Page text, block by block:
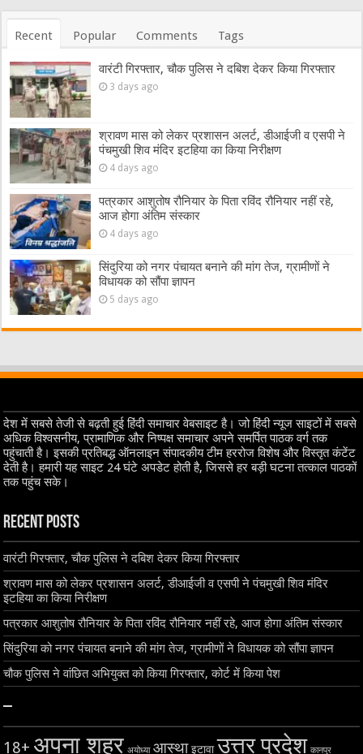
Recent Popular Comments Tags
वारंटी गिरफ्तार, चौक पुलिस ने दबिश देकर किया गिरफ्तार
3 days ago
श्रावण मास को लेकर प्रशासन अलर्ट, डीआईजी व एसपी ने
पंचमुखी शिव मंदिर इटहिया का किया निरीक्षण
4 days ago
पत्रकार आशुतोष रौनियार के पिता रविंद रौनियार नहीं रहे,
आज होगा अंतिम संस्कार
4 days ago
सिंदुरिया को नगर पंचायत बनाने की मांग तेज, ग्रामीणों ने
विधायक को सौंपा ज्ञापन
5 days ago
देश में सबसे तेजी से बढ़ती हुई हिंदी समाचार वेबसाइट है। जो हिंदी न्यूज साइटों में सबसे
अधिक विश्वसनीय, प्रामाणिक और निष्पक्ष समाचार अपने समर्पित पाठक वर्ग तक
पहुंचाती है। इसकी प्रतिबद्ध ऑनलाइन संपादकीय टीम हररोज विशेष और विस्तृत कंटेंट
देती है। हमारी यह साइट 24 घंटे अपडेट होती है, जिससे हर बड़ी घटना तत्काल पाठकों
तक पहुंच सके।
Recent Posts
वारंटी गिरफ्तार, चौक पुलिस ने दबिश देकर किया गिरफ्तार
श्रावण मास को लेकर प्रशासन अलर्ट, डीआईजी व एसपी ने पंचमुखी शिव मंदिर
इटहिया का किया निरीक्षण
पत्रकार आशुतोष रौनियार के पिता रविंद रौनियार नहीं रहे, आज होगा अंतिम संस्कार
सिंदुरिया को नगर पंचायत बनाने की मांग तेज, ग्रामीणों ने विधायक को सौंपा ज्ञापन
चौक पुलिस ने वांछित अभियुक्त को किया गिरफ्तार, कोर्ट में किया पेश
–
18+ अपना शहर अयोध्या आस्था इटावा उत्तर प्रदेश कानपुर